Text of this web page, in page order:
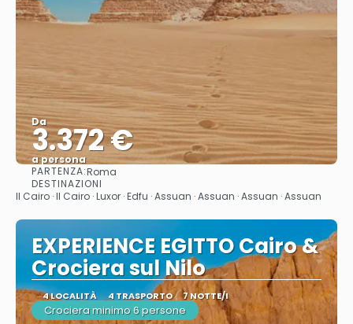
Da
3.372 €
a persona
PARTENZA:Roma
DESTINAZIONI
Il Cairo · Il Cairo · Luxor · Edfu · Assuan · Assuan · Assuan · Assuan
EXPERIENCE EGITTO Cairo &
Crociera sul Nilo
4 LOCALITÀ 4 TRASPORTO 7 NOTTE/I
Crociera minimo 6 persone